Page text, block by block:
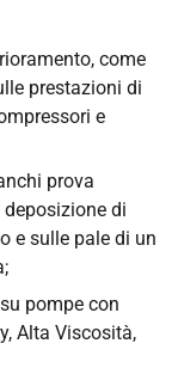
come
prestazioni di
e
prova
di
e sulle pale di un
pompe con
Alta Viscosità,